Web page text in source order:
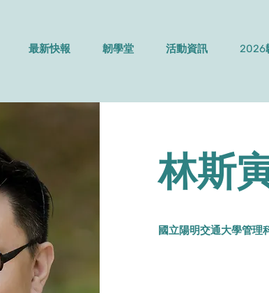
最新快報 韌學堂 活動資訊 2026
林斯
國立陽明交通大學管理